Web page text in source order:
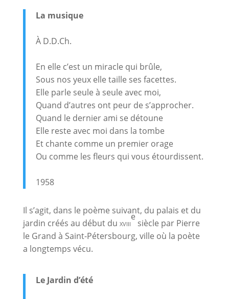
La musique
À D.D.Ch.
En elle c’est un miracle qui brûle,
Sous nos yeux elle taille ses facettes.
Elle parle seule à seule avec moi,
Quand d’autres ont peur de s’approcher.
Quand le dernier ami se détoune
Elle reste avec moi dans la tombe
Et chante comme un premier orage
Ou comme les fleurs qui vous étourdissent.
1958
Il s’agit, dans le poème suivant, du palais et du
jardin créés au début du xviii
e
siècle par Pierre
le Grand à Saint-Pétersbourg, ville où la poète
a longtemps vécu.
Le Jardin d’été